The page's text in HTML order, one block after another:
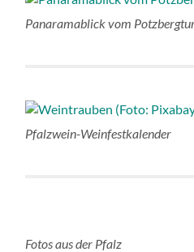
Panaramablick vom
Pfalzwein-Weinfestkalender
Fotos aus der Pfalz